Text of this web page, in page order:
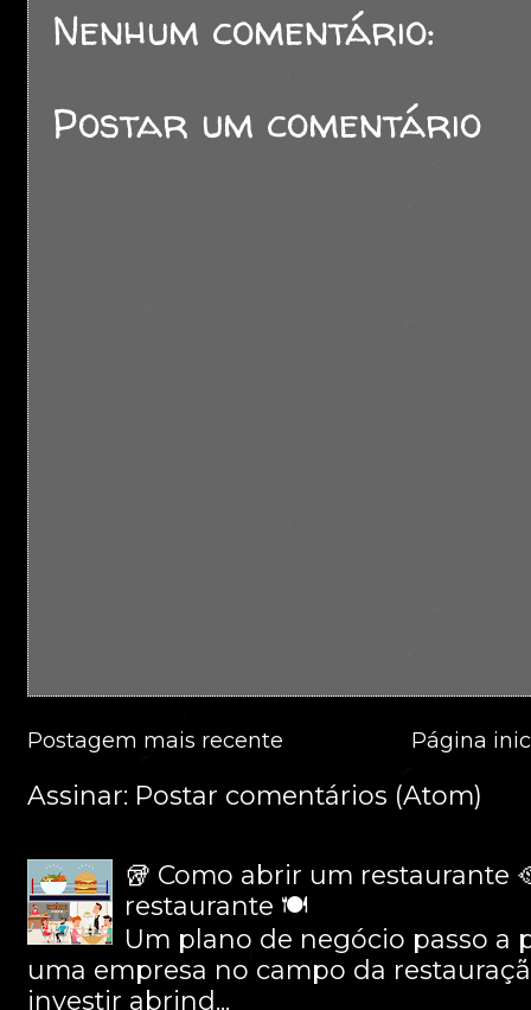
Nenhum comentário:
Postar um comentário
Postagem mais recente Página
Assinar: Postar comentários (Atom)
🥡 Como abrir um restaurante
restaurante 🍽
Um plano de negócio passo a
uma empresa no campo da
investir abrind...